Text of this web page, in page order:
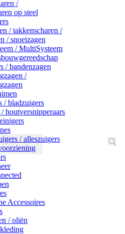
/
op steel
/ takkenscharen /
/ snoeizagen
/ MultiSysteem
/ bandenzagen
/
/ bladzuigers
houtversnipperaars
/ alleszuigers
Accessoires
/ oliën